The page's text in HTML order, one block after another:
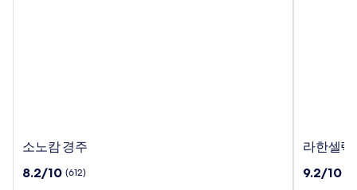
소
캄
소노캄 경주
10
8.2/10 (612)
라
셀
라한셀렉
10
9.2/10